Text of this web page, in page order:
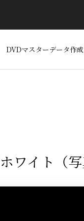
DVDマスターデータ作成
ワイト（